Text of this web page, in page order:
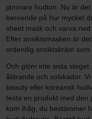
jämnare hudton. Nu är
beroende på hur mycket
sheet mask och varva
Efter ansiktsmasken är
ordentlig ansiktskräm som
Och glöm inte sista
åldrande och solskador.
beauty eller koreansk
testa en produkt med den
kom ihåg, du bestämmer